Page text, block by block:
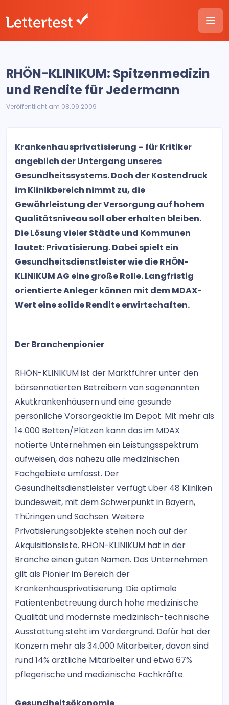
RHÖN-KLINIKUM: Spitzenmedizin
und Rendite für Jedermann
Veröffentlicht am 08.09.2009
Krankenhausprivatisierung – für Kritiker
angeblich der Untergang unseres
Gesundheitssystems. Doch der Kostendruck
im Klinikbereich nimmt zu, die
Gewährleistung der Versorgung auf hohem
Qualitätsniveau soll aber erhalten bleiben.
Die Lösung vieler Städte und Kommunen
lautet: Privatisierung. Dabei spielt ein
Gesundheitsdienstleister wie die RHÖN-
KLINIKUM AG eine große Rolle. Langfristig
orientierte Anleger können mit dem MDAX-
Wert eine solide Rendite erwirtschaften.
Der Branchenpionier
RHÖN-KLINIKUM ist der Marktführer unter den
börsennotierten Betreibern von sogenannten
Akutkrankenhäusern und eine gesunde
persönliche Vorsorgeaktie im Depot. Mit mehr als
14.000 Betten/Plätzen kann das im MDAX
notierte Unternehmen ein Leistungsspektrum
aufweisen, das nahezu alle medizinischen
Fachgebiete umfasst. Der
Gesundheitsdienstleister verfügt über 48 Kliniken
bundesweit, mit dem Schwerpunkt in Bayern,
Thüringen und Sachsen. Weitere
Privatisierungsobjekte stehen noch auf der
Akquisitionsliste. RHÖN-KLINIKUM hat in der
Branche einen guten Namen. Das Unternehmen
gilt als Pionier im Bereich der
Krankenhausprivatisierung. Die optimale
Patientenbetreuung durch hohe medizinische
Qualität und modernste medizinisch-technische
Ausstattung steht im Vordergrund. Dafür hat der
Konzern mehr als 34.000 Mitarbeiter, davon sind
rund 14% ärztliche Mitarbeiter und etwa 67%
pflegerische und medizinische Fachkräfte.